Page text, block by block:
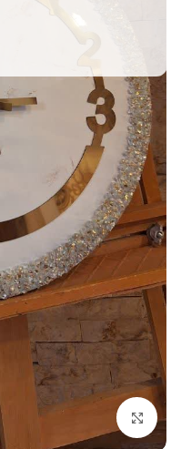
برای بزرگنمایی کلیک کنید